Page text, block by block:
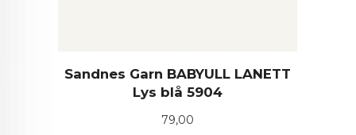
Sandnes Garn BABYULL LANETT
Lys blå 5904
Pris
79,00